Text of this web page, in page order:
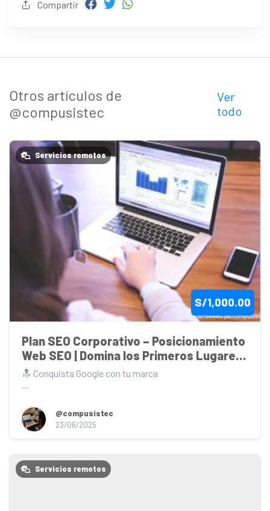
Compartir
Otros artículos de
@compusistec
Ver
todo
Servicios remotos
S/1,000.00
Plan SEO Corporativo – Posicionamiento
Web SEO | Domina los Primeros Lugares
en Google
🔝 Conquista Google con tu marca
consolid...@compusistec
23/06/2025
Servicios remotos